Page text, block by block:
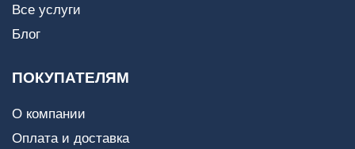
Все услуги
Блог
ПОКУПАТЕЛЯМ
О компании
Оплата и доставка